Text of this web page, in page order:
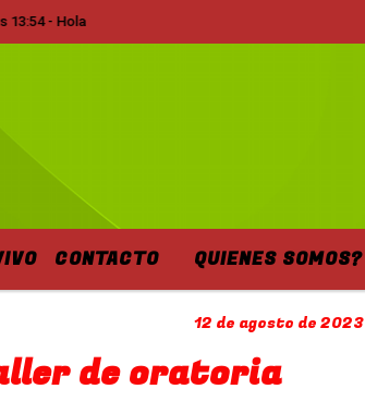
- Hola
CONTACTO QUIENES SOMOS?
12 de agosto de 2023
de oratoria